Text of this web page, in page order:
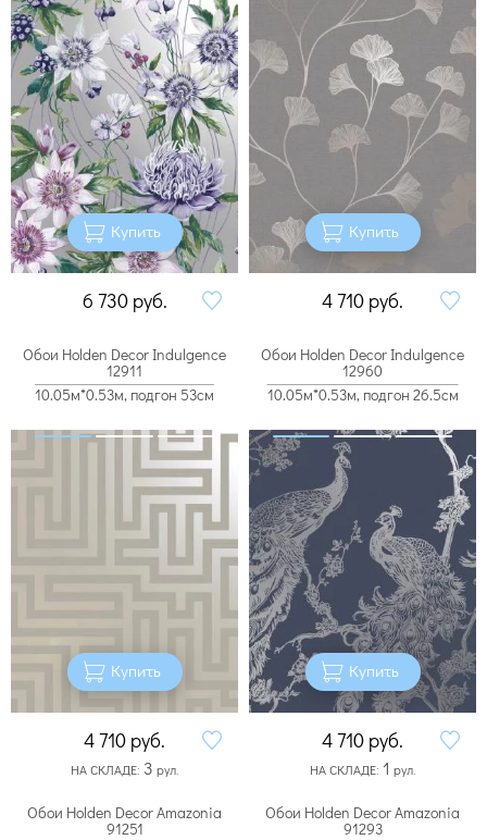
Купить
6 730 руб.
Купить
4 710 руб.
Обои Holden Decor Indulgence
12911
10.05м*0.53м, подгон 53см
Купить
4 710 руб.
НА СКЛАДЕ: 3 рул.
Обои Holden Decor Indulgence
12960
10.05м*0.53м, подгон 26.5см
Купить
4 710 руб.
НА СКЛАДЕ: 1 рул.
Обои Holden Decor Amazonia
91251
Обои Holden Decor Amazonia
91293